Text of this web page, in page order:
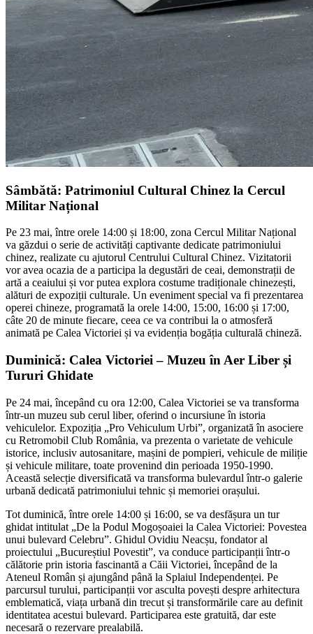
Sâmbătă: Patrimoniul Cultural Chinez la Cercul
Militar Național
Pe 23 mai, între orele 14:00 și 18:00, zona Cercul Militar Național
va găzdui o serie de activități captivante dedicate patrimoniului
chinez, realizate cu ajutorul Centrului Cultural Chinez. Vizitatorii
vor avea ocazia de a participa la degustări de ceai, demonstrații de
artă a ceaiului și vor putea explora costume tradiționale chinezești,
alături de expoziții culturale. Un eveniment special va fi prezentarea
operei chineze, programată la orele 14:00, 15:00, 16:00 și 17:00,
câte 20 de minute fiecare, ceea ce va contribui la o atmosferă
animată pe Calea Victoriei și va evidenția bogăția culturală chineză.
Duminică: Calea Victoriei – Muzeu în Aer Liber și
Tururi Ghidate
Pe 24 mai, începând cu ora 12:00, Calea Victoriei se va transforma
într-un muzeu sub cerul liber, oferind o incursiune în istoria
vehiculelor. Expoziția „Pro Vehiculum Urbi”, organizată în asociere
cu Retromobil Club România, va prezenta o varietate de vehicule
istorice, inclusiv autosanitare, mașini de pompieri, vehicule de miliție
și vehicule militare, toate provenind din perioada 1950-1990.
Această selecție diversificată va transforma bulevardul într-o galerie
urbană dedicată patrimoniului tehnic și memoriei orașului.
Tot duminică, între orele 14:00 și 16:00, se va desfășura un tur
ghidat intitulat „De la Podul Mogoșoaiei la Calea Victoriei: Povestea
unui bulevard Celebru”. Ghidul Ovidiu Neacșu, fondator al
proiectului „Bucureștiul Povestit”, va conduce participanții într-o
călătorie prin istoria fascinantă a Căii Victoriei, începând de la
Ateneul Român și ajungând până la Splaiul Independenței. Pe
parcursul turului, participanții vor asculta povești despre arhitectura
emblematică, viața urbană din trecut și transformările care au definit
identitatea acestui bulevard. Participarea este gratuită, dar este
necesară o rezervare prealabilă.